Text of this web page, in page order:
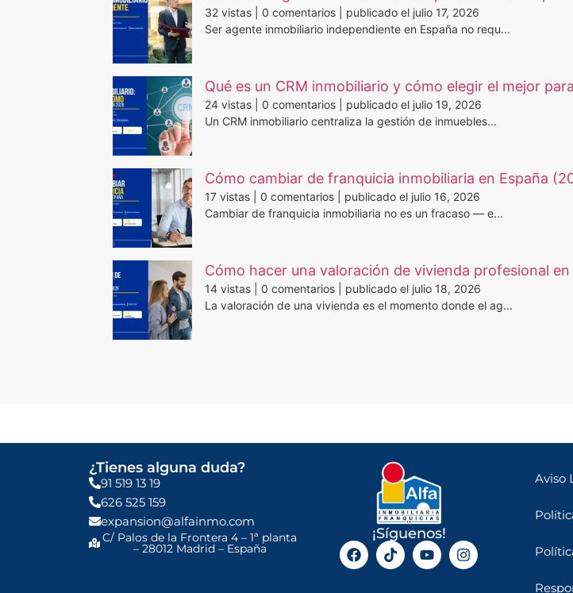
32 vistas 0 comentarios
publicado el julio 17, 2026
Ser agente inmobiliario independiente en España no requ...
Qué es un CRM inmobiliario y cómo elegir el mejor
24 vistas 0 comentarios
publicado el julio 19, 2026
Un CRM inmobiliario centraliza la gestión de inmuebles...
Cómo cambiar de franquicia inmobiliaria en España
17 vistas 0 comentarios
publicado el julio 16, 2026
Cambiar de franquicia inmobiliaria no es un fracaso — e...
Cómo hacer una valoración de vivienda profesional
14 vistas 0 comentarios
publicado el julio 18, 2026
La valoración de una vivienda es el momento donde el ag...
¿Tienes alguna duda?
91 519 13 19
626 525 159
expansion@alfainmo.com
C/ Palos de la Frontera 4 – 1ª planta
– 28012 Madrid – España
¡Síguenos!
Aviso